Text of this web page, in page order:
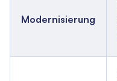
Modernisierung